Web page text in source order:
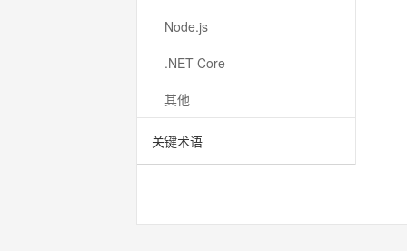
Node.js
.NET Core
其他
关键术语